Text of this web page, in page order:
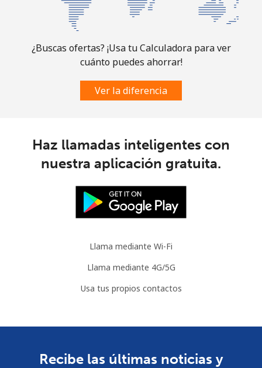
¿Buscas ofertas? ¡Usa tu Calculadora para ver
cuánto puedes ahorrar!
Ver la diferencia
Haz llamadas inteligentes con
nuestra aplicación gratuita.
Llama mediante Wi-Fi
Llama mediante 4G/5G
Usa tus propios contactos
Recibe las últimas noticias y